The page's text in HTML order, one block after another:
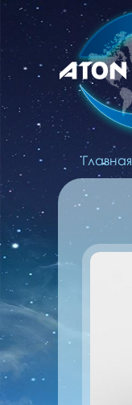
Главная